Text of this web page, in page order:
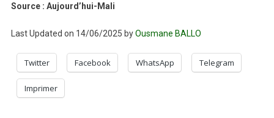
Source : Aujourd’hui-Mali
Last Updated on 14/06/2025 byOusmane BALLO
Twitter Facebook WhatsApp Telegram
Imprimer